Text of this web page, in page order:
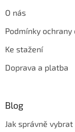
O nás
Podmínky ochrany
Ke stažení
Doprava a platba
Blog
Jak správně